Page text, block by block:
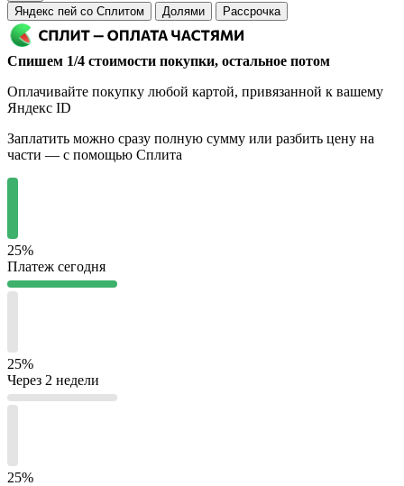
Яндекс пей со Сплитом Долями Рассрочка
Спишем 1/4 стоимости покупки, остальное потом
Оплачивайте покупку любой картой, привязанной к вашему
Яндекс ID
Заплатить можно сразу полную сумму или разбить цену на
части — с помощью Сплита
25%
Платеж сегодня
25%
Через 2 недели
25%